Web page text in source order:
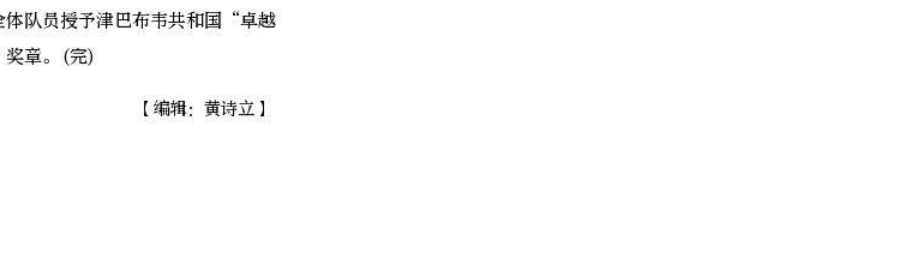
队员授予津巴布韦共和国“卓越
章。(完)
【编辑：黄诗立】